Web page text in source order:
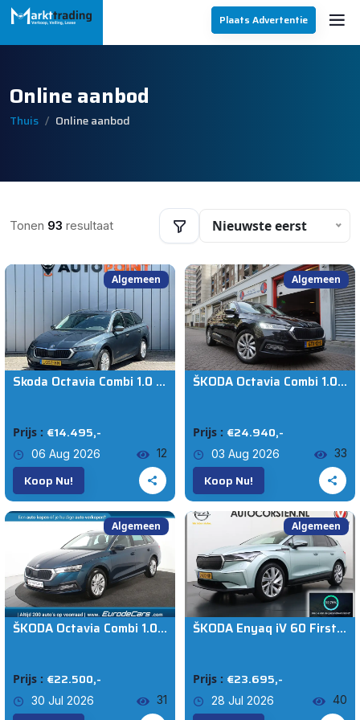
Plaats Advertentie
Online aanbod
Thuis Online aanbod
Tonen 93 resultaat Nieuwste eerst
Filters
Skoda
Model
€0 €714.500
KM VAN
Vanaf
KM TOT
Tot
Algemeen
Skoda Octavia Combi 1.0 e-TSI DSG AUTOMAAT ORG NL DEALEROND 1EIG|VIRTUAL.COCKPIT|CARPLAY|STOELVRM|LANE.ASSIST|
Prijs : €14.495,-
06 Aug 2026 12
Koop Nu!
Algemeen
ŠKODA Octavia Combi 1.0 e-TSI Sport Business | Sfeerverlichting | Virtual cockpit | Cruise + Lane | Apple/ Android | BTW
Prijs : €24.940,-
03 Aug 2026 33
Koop Nu!
Algemeen
ŠKODA Octavia Combi 1.0 TSI Clever *1ste Eigenaar*Navigatie*Stoelverwarming*Camera*
Prijs : €22.500,-
30 Jul 2026 31
Algemeen
ŠKODA Enyaq iV 60 First Edition SOH 92% 3-Zone Ecc Adap.Cruise Stoel+Stuurverwarming Elek.Stoel+Memory Camera Apple Camera Android Auto Navi Pdc Keyless advanced Led Matrix Blind Spot Warning
Prijs : €23.695,-
28 Jul 2026 40